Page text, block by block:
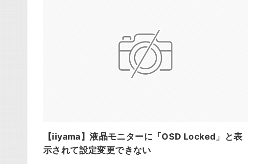
【iiyama】液晶モニターに「OSD Locked」と表
示されて設定変更できない